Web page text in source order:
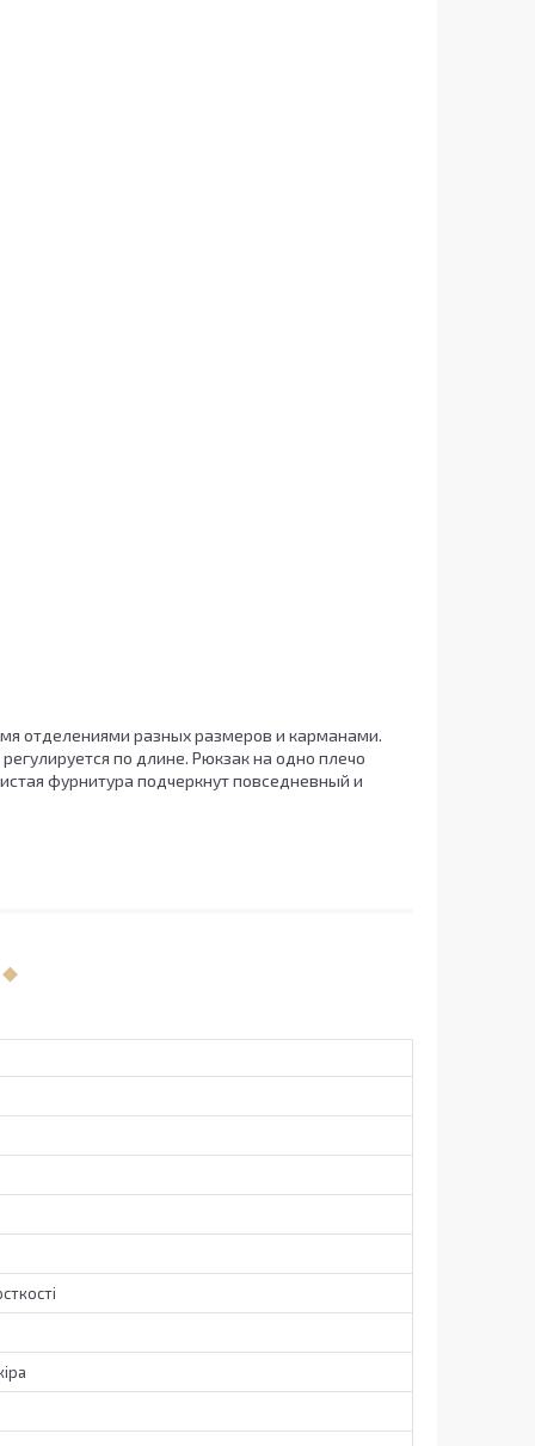
отделениями разных размеров и карманами.
по длине. Рюкзак на одно плечо
фурнитура подчеркнут повседневный и